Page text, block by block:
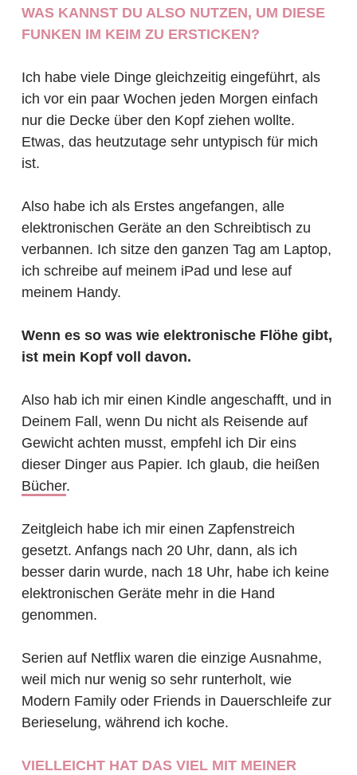
WAS KANNST DU ALSO NUTZEN, UM DIESE
FUNKEN IM KEIM ZU ERSTICKEN?
Ich habe viele Dinge gleichzeitig eingeführt, als
ich vor ein paar Wochen jeden Morgen einfach
nur die Decke über den Kopf ziehen wollte.
Etwas, das heutzutage sehr untypisch für mich
ist.
Also habe ich als Erstes angefangen, alle
elektronischen Geräte an den Schreibtisch zu
verbannen. Ich sitze den ganzen Tag am Laptop,
ich schreibe auf meinem iPad und lese auf
meinem Handy.
Wenn es so was wie elektronische Flöhe gibt,
ist mein Kopf voll davon.
Also hab ich mir einen Kindle angeschafft, und in
Deinem Fall, wenn Du nicht als Reisende auf
Gewicht achten musst, empfehl ich Dir eins
dieser Dinger aus Papier. Ich glaub, die heißen
Bücher.
Zeitgleich habe ich mir einen Zapfenstreich
gesetzt. Anfangs nach 20 Uhr, dann, als ich
besser darin wurde, nach 18 Uhr, habe ich keine
elektronischen Geräte mehr in die Hand
genommen.
Serien auf Netflix waren die einzige Ausnahme,
weil mich nur wenig so sehr runterholt, wie
Modern Family oder Friends in Dauerschleife zur
Berieselung, während ich koche.
VIELLEICHT HAT DAS VIEL MIT MEINER